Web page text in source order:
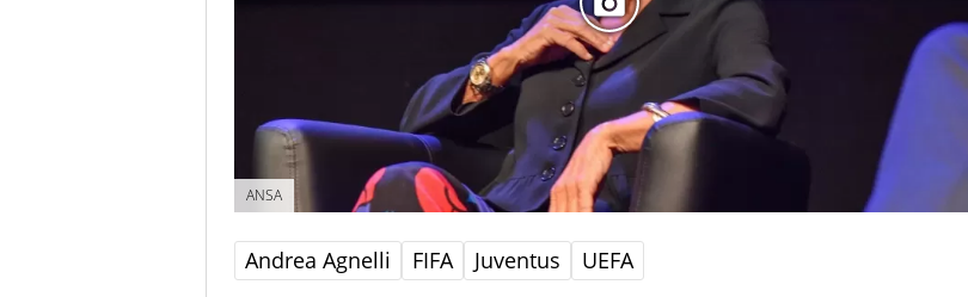
ANSA
Andrea Agnelli FIFA Juventus UEFA